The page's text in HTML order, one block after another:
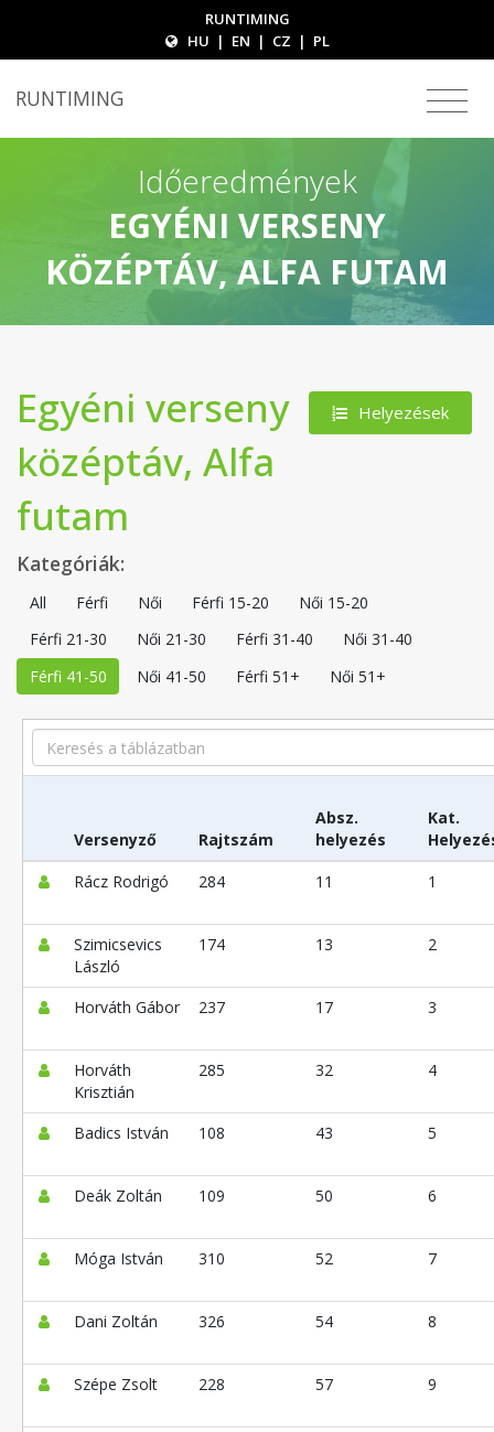
RUNTIMING
HU | EN | CZ | PL
RUNTIMING
Időeredmények
EGYÉNI VERSENY
KÖZÉPTÁV, ALFA FUTAM
Helyezések
Egyéni verseny
középtáv, Alfa
futam
Kategóriák:
All Férfi Női Férfi 15-20
Női 15-20
Férfi 21-30
Női 21-30 Férfi 31-40
Női 31-40
Férfi 41-50
Női 41-50 Férfi 51+ Női 51+
Search
Versenyző Rajtszám
Absz.
helyezés
Kat.
Rácz Rodrigó
284 11 1
Szimicsevics
László
174 13 2
Horváth Gábor 237 17 3
Horváth
Krisztián
285 32 4
Badics István 108 43 5
Deák Zoltán 109 50 6
Móga István 310 52 7
Dani Zoltán 326 54 8
Szépe Zsolt 228 57 9